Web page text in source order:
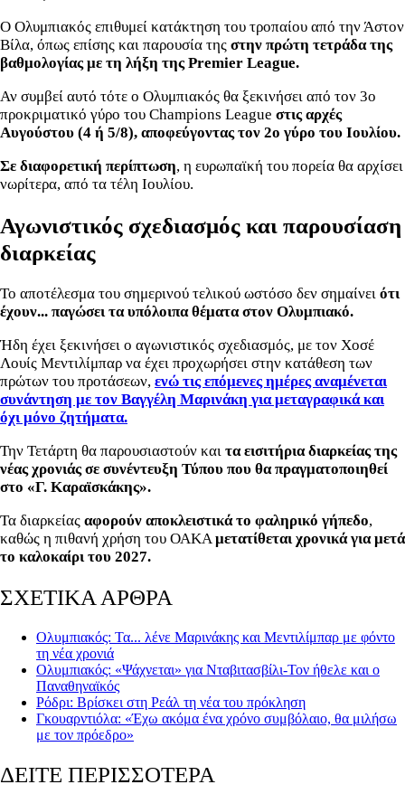
Ο Ολυμπιακός επιθυμεί κατάκτηση του τροπαίου από την Άστον
Βίλα, όπως επίσης και παρουσία της στην πρώτη τετράδα της
βαθμολογίας με τη λήξη της Premier League.
Αν συμβεί αυτό τότε ο Ολυμπιακός θα ξεκινήσει από τον 3ο
προκριματικό γύρο του Champions League στις αρχές
Αυγούστου (4 ή 5/8), αποφεύγοντας τον 2ο γύρο του Ιουλίου.
Σε διαφορετική περίπτωση, η ευρωπαϊκή του πορεία θα αρχίσει
νωρίτερα, από τα τέλη Ιουλίου.
Αγωνιστικός σχεδιασμός και παρουσίαση
διαρκείας
Το αποτέλεσμα του σημερινού τελικού ωστόσο δεν σημαίνει ότι
έχουν... παγώσει τα υπόλοιπα θέματα στον Ολυμπιακό.
Ήδη έχει ξεκινήσει ο αγωνιστικός σχεδιασμός, με τον Χοσέ
Λουίς Μεντιλίμπαρ να έχει προχωρήσει στην κατάθεση των
πρώτων του προτάσεων, ενώ τις επόμενες ημέρες αναμένεται
συνάντηση με τον Βαγγέλη Μαρινάκη για μεταγραφικά και
όχι μόνο ζητήματα.
Την Τετάρτη θα παρουσιαστούν και τα εισιτήρια διαρκείας της
νέας χρονιάς σε συνέντευξη Τύπου που θα πραγματοποιηθεί
στο «Γ. Καραϊσκάκης».
Τα διαρκείας αφορούν αποκλειστικά το φαληρικό γήπεδο,
καθώς η πιθανή χρήση του ΟΑΚΑμετατίθεται χρονικά για μετά
το καλοκαίρι του 2027.
ΣΧΕΤΙΚΑ ΑΡΘΡΑ
Ολυμπιακός: Τα... λένε Μαρινάκης και Μεντιλίμπαρ με φόντο
τη νέα χρονιά
Ολυμπιακός: «Ψάχνεται» για Νταβιτασβίλι-Τον ήθελε και ο
Παναθηναϊκός
Ρόδρι: Βρίσκει στη Ρεάλ τη νέα του πρόκληση
Γκουαρντιόλα: «Έχω ακόμα ένα χρόνο συμβόλαιο, θα μιλήσω
με τον πρόεδρο»
ΔΕΙΤΕ ΠΕΡΙΣΣΟΤΕΡΑ